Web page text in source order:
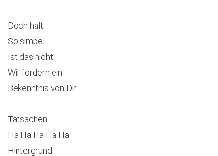
Doch halt
So simpel
Ist das nicht
Wir fordern ein
Bekenntnis von Dir
Tatsachen
Ha Ha Ha Ha Ha
Hintergrund